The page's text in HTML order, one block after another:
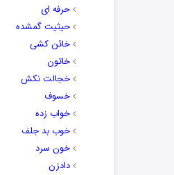
حرفه ای
حیثیت گمشده
خائن کشی
خاتون
خجالت نکش
خسوف
خواب زده
خوب بد جلف
خون سرد
دادزن